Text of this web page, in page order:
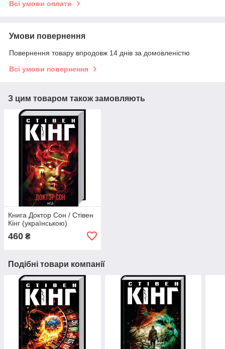
Всі умови оплати
Умови повернення
Повернення товару впродовж 14 днів за домовленістю
Всі умови повернення
З цим товаром також замовляють
Книга Доктор Сон / Стівен
Кінг (українською)
460 ₴
Подібні товари компанії